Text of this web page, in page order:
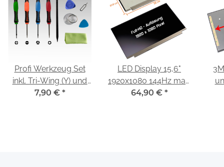
Profi Werkzeug Set
inkl. Tri-Wing (Y) und
Pentalobe
7,90 € *
LED Display 15,6"
1920x1080 144Hz matt
passend für Dell G3 15
64,90 € *